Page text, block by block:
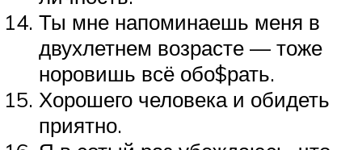
Ты мне напоминаешь меня в
двухлетнем возрасте — тоже
норовишь всё обо$рать.
Хорошего человека и обидеть
приятно.